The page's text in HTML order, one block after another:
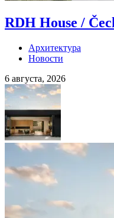
RDH House /
Архитектура
Новости
6 августа, 2026